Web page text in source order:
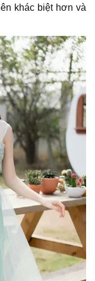
khác biệt hơn và